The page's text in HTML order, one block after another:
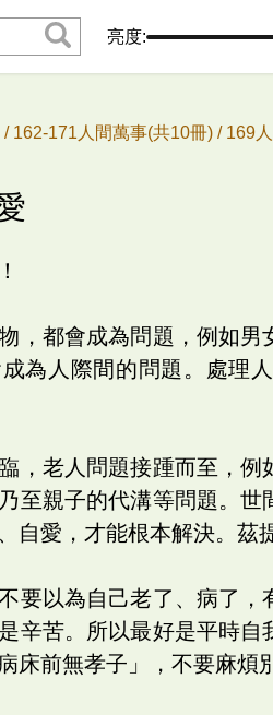
亮度:
/ 162-171人間萬事(共10冊) / 169
，都會成為問題，例如
為人際間的問題。處理
，老人問題接踵而至，
至親子的代溝等問題。
自愛，才能根本解決。茲
要以為自己老了、病了
辛苦。所以最好是平時
床前無孝子」，不要麻煩